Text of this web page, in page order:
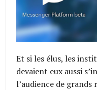
Et si les élus, les
devaient eux aussi
l’audience de grands